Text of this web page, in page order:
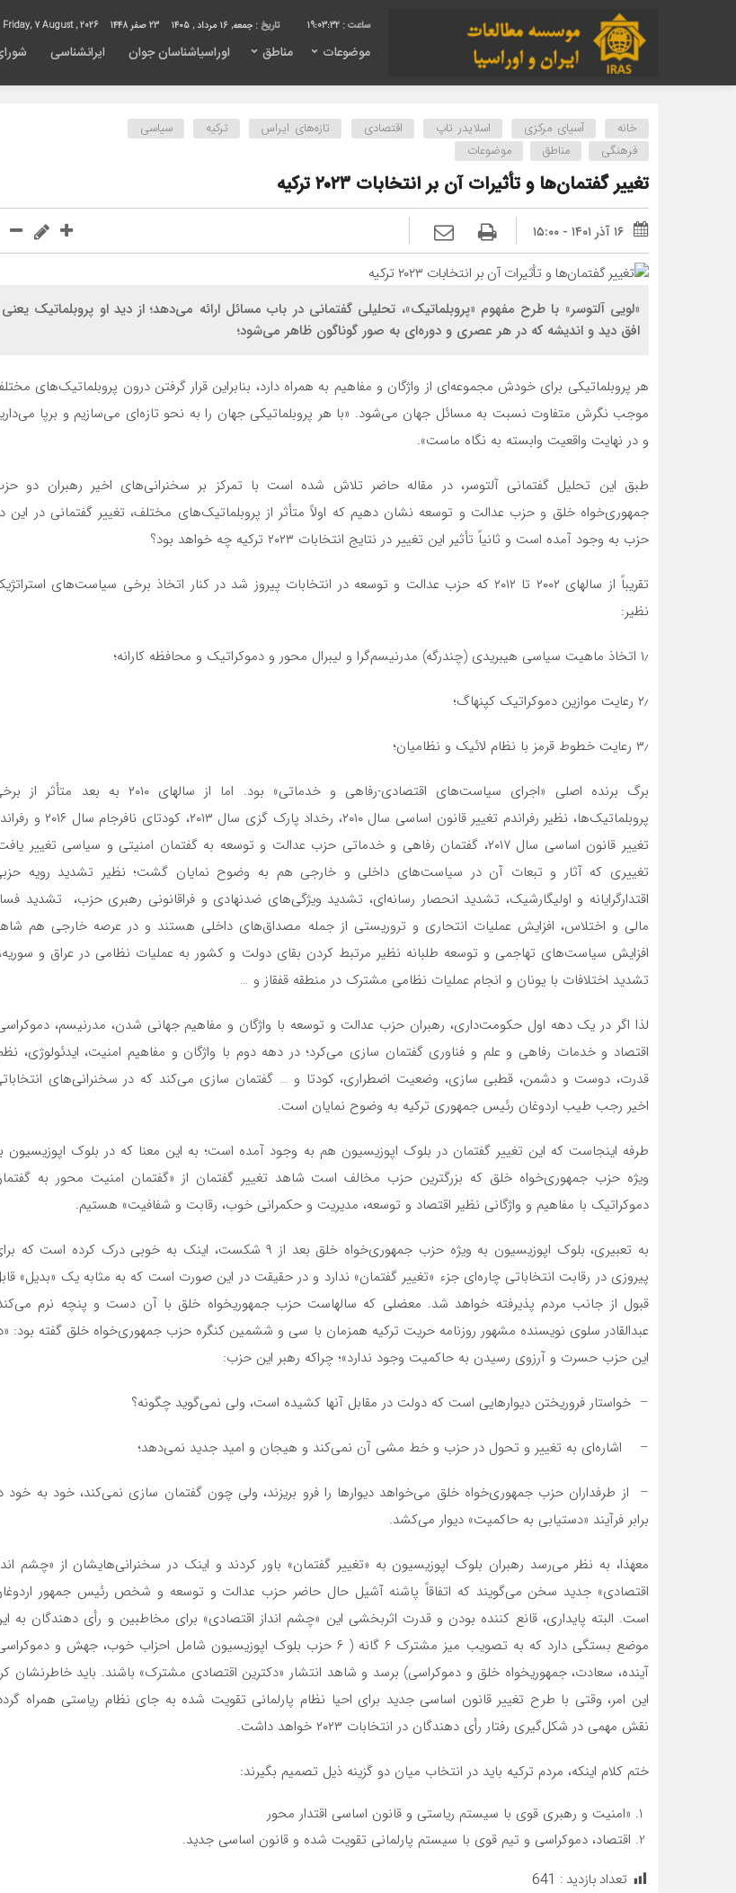
19:03:33 تاریخ : جمعه, ۱۶ مرداد , ۱۴۰۵ 23 صفر 1448
موضوعات مناطق اوراسیاشناسان جوان ایرانشناسی
خانه آسیای مرکزی اسلایدر تاپ اقتصادی تازه‌های ایراس ترکیه
سیاسی
فرهنگی
مناطق موضوعات
تغییر گفتمان‌ها و تأثیرات آن بر انتخابات ۲۰۲۳ ترکیه
۱۶ آذر ۱۴۰۱ - ۱۵:۰۰
«لویی آلتوسر» با طرح مفهوم «پروبلماتیک»، تحلیلی گفتمانی در باب مسائل ارائه می‌دهد؛ از دید او پروبلماتیک یعنی
افق دید و اندیشه که در هر عصری و دوره‌ای به صور گوناگون ظاهر می‌شود؛
هر پروبلماتیکی برای خودش مجموعه‏‌ای از واژگان و مفاهیم به همراه دارد، بنابراین قرار گرفتن درون پروبلماتیک‏‌های
موجب نگرش متفاوت نسبت به مسائل جهان می‌شود. «با هر پروبلماتیکی جهان را به نحو تازه‌‏ای می‏‌سازیم و برپا
و در نهایت واقعیت وابسته به نگاه ماست».
طبق این تحلیل گفتمانی آلتوسر، در مقاله حاضر تلاش شده است با تمرکز بر سخنرانی‏‌های اخیر رهبران دو
جمهوری‌خواه خلق و حزب عدالت و توسعه نشان دهیم که اولاً متأثر از پروبلماتیک‌های مختلف، تغییر گفتمانی در این
حزب به وجود آمده است و ثانیاً تأثیر این تغییر در نتایج انتخابات ۲۰۲۳ ترکیه چه خواهد بود؟
تقریباً از سالهای ۲۰۰۲ تا ۲۰۱۲ که حزب عدالت و توسعه در انتخابات پیروز شد در کنار اتخاذ برخی سیاست‌های
نظیر:
۱٫ اتخاذ ماهیت سیاسی هیبریدی (چندرگه) مدرنیسم‏‌گرا و لیبرال‏ محور و دموکراتیک و محافظه‏ کارانه؛
۲٫ رعایت موازین دموکراتیک کپنهاگ؛
۳٫ رعایت خطوط قرمز با نظام لائیک و نظامیان؛
برگ برنده‏ اصلی «اجرای سیاست‌های اقتصادی-رفاهی و خدماتی» بود. اما از سالهای ۲۰۱۰ به بعد
پروبلماتیک‏‌ها، نظیر رفراندم تغییر قانون اساسی سال ۲۰۱۰، رخداد پارک گزی سال ۲۰۱۳، کودتای
تغییر قانون اساسی سال ۲۰۱۷، گفتمان رفاهی و خدماتی حزب عدالت و توسعه به گفتمان امنیتی و سیاسی تغییر
تغییری که آثار و تبعات آن در سیاست‌های داخلی و خارجی هم به وضوح نمایان گشت؛ نظیر تشدید رویه
اقتدارگرایانه و اولیگارشیک، تشدید انحصار رسانه‏‌ای، تشدید ویژگی‌های ضدنهادی و فراقانونی رهبری حزب، تشدید
مالی و اختلاس، افزایش عملیات انتحاری و تروریستی از جمله مصداق‌های داخلی هستند و در عرصه خارجی هم
افزایش سیاست‌های تهاجمی و توسعه طلبانه نظیر مرتبط کردن بقای دولت و کشور به عملیات نظامی در عراق و سوریه،
تشدید اختلافات با یونان و انجام عملیات نظامی مشترک در منطقه قفقاز و …
لذا اگر در یک دهه اول حکومت‌داری، رهبران حزب عدالت و توسعه با واژگان و مفاهیم جهانی شدن، مدرنیسم،
اقتصاد و خدمات رفاهی و علم و فناوری گفتمان‏ سازی می‏‌کرد؛ در دهه دوم با واژگان و مفاهیم امنیت، ایدئولوژی،
قدرت، دوست و دشمن، قطبی ‏سازی، وضعیت اضطراری، کودتا و … گفتمان‏ سازی می‏‌کند که در سخنرانی‌های
اخیر رجب طیب اردوغان رئیس جمهوری ترکیه به وضوح نمایان است.
طرفه اینجاست که این تغییر گفتمان در بلوک اپوزیسیون هم به وجود آمده است؛ به این معنا که در بلوک اپوزیسیون
ویژه حزب جمهوری‌خواه خلق که بزرگترین حزب مخالف است شاهد تغییر گفتمان از «گفتمان امنیت محور به
دموکراتیک با مفاهیم و واژگانی نظیر اقتصاد و توسعه، مدیریت و حکمرانی خوب، رقابت و شفافیت» هستیم.
به تعبیری، بلوک اپوزیسیون به ویژه حزب جمهوری‌خواه خلق بعد از ۹ شکست، اینک به خوبی درک کرده است که
پیروزی در رقابت انتخاباتی چاره‏‌ای جزء «تغییر گفتمان» ندارد و در حقیقت در این صورت است که به مثابه یک «بدیل»
قبول از جانب مردم پذیرفته خواهد شد. معضلی که سالهاست حزب جمهوریخواه خلق با آن دست و پنچه نرم
عبدالقادر سلوی نویسنده مشهور روزنامه حریت ترکیه همزمان با سی و ششمین کنگره حزب جمهوری‌خواه خلق گفته بود:
این حزب حسرت و آرزوی رسیدن به حاکمیت وجود ندارد»؛ چراکه رهبر این حزب:
– خواستار فروریختن دیوارهایی است که دولت در مقابل آنها کشیده است، ولی نمی‌گوید چگونه؟
– اشاره‌‏ای به تغییر و تحول در حزب و خط مشی آن نمی‏‌کند و هیجان و امید جدید نمی‏‌دهد؛
– از طرفداران حزب جمهوری‏‌خواه خلق می‌‏خواهد دیوارها را فرو بریزند، ولی چون گفتمان‏ سازی نمی‏‌کند، خود به ‏خود
برابر فرآیند «دستیابی به حاکمیت» دیوار می‏‌کشد.
معهذا، به نظر می‌رسد رهبران بلوک اپوزیسیون به «تغییر گفتمان» باور کردند و اینک در سخنرانی‏‌هایشان از «چشم‏
اقتصادی» جدید سخن می‌گویند که اتفاقاً پاشنه آشیل حال حاضر حزب عدالت و توسعه و شخص رئیس جمهور
است. البته پایداری، قانع کننده بودن و قدرت اثربخشی این «چشم انداز اقتصادی» برای مخاطبین و رأی دهندگان به
موضع بستگی دارد که به تصویب میز مشترک ۶ گانه ( ۶ حزب بلوک اپوزیسیون شامل احزاب خوب، جهش و
آینده، سعادت، جمهوریخواه خلق و دموکراسی) برسد و شاهد انتشار «دکترین اقتصادی مشترک» باشند. باید خاطرنشان
این امر، وقتی با طرح تغییر قانون اساسی جدید برای احیا نظام پارلمانی تقویت شده به جای نظام ریاستی همراه
نقش مهمی در شکل‌گیری رفتار رأی دهندگان در انتخابات ۲۰۲۳ خواهد داشت.
ختم کلام اینکه، مردم ترکیه باید در انتخاب میان دو گزینه ذیل تصمیم بگیرند:
«امنیت و رهبری قوی با سیستم ریاستی و قانون اساسی اقتدار محور
اقتصاد، دموکراسی و تیم قوی با سیستم پارلمانی تقویت شده و قانون اساسی جدید.
تعداد بازدید : 641